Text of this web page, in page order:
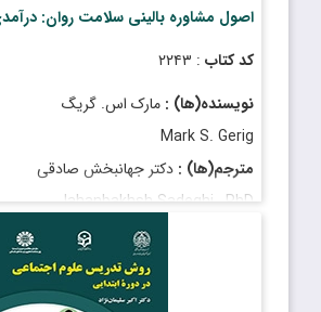
اصول مشاوره بالینی سلامت روان:
کد کتاب : ۲۲۴۳
نویسنده(ها) : مارک اس. گریگ
Mark S. Gerig
مترجم(ها) : دکتر جهانبخش صادقی
Jahanbakhsh Sadeghi , PhD
: دی ۱۴۰۳